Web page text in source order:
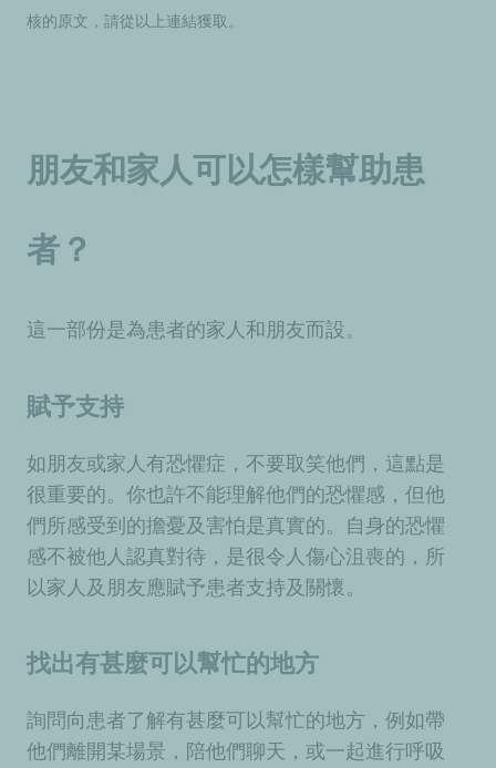
核的原文，請從以上連結獲取。
朋友和家人可以怎樣幫助患
者？
這一部份是為患者的家人和朋友而設。
賦予支持
如朋友或家人有恐懼症，不要取笑他們，這點是
很重要的。你也許不能理解他們的恐懼感，但他
們所感受到的擔憂及害怕是真實的。自身的恐懼
感不被他人認真對待，是很令人傷心沮喪的，所
以家人及朋友應賦予患者支持及關懷。
找出有甚麼可以幫忙的地方
詢問向患者了解有甚麼可以幫忙的地方，例如帶
他們離開某場景，陪他們聊天，或一起進行呼吸